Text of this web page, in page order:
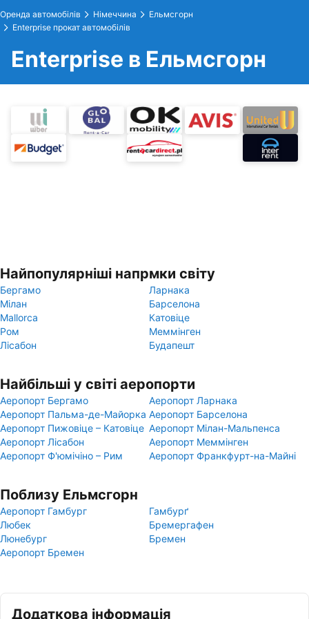
Оренда автомобілів Німеччина
Ельмсгорн
Enterprise прокат автомобілів
Enterprise в Ельмсгорн
Найпопулярніші напрмки світу
Бергамо
Ларнака
Мілан
Барселона
Mallorca
Катовіце
Ром
Меммінген
Лісабон
Будапешт
Найбільші у світі аеропорти
Аеропорт Бергамо
Аеропорт Ларнака
Аеропорт Пальма-де-Майорка Аеропорт Барселона
Аеропорт Пижовіце – Катовіце Аеропорт Мілан-Мальпенса
Аеропорт Лісабон
Аеропорт Меммінген
Аеропорт Ф'юмічіно – Рим
Аеропорт Франкфурт-на-Майні
Поблизу Ельмсгорн
Аеропорт Гамбург
Гамбурґ
Любек
Бремергафен
Люнебург
Бремен
Аеропорт Бремен
Додаткова інформація